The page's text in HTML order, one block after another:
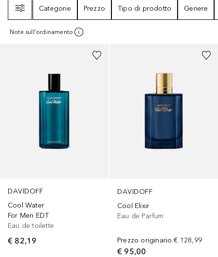
Categorie
Prezzo Tipo di prodotto Genere
Note sull'ordinamento
DAVIDOFF
Cool Water
For Men EDT
Eau de toilette
€ 82,19
DAVIDOFF
Cool Elixir
Eau de Parfum
Prezzo originario € 128,99
€ 95,00